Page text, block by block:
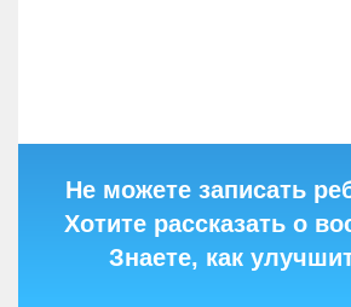
Не можете записать
Хотите рассказать о
Знаете, как